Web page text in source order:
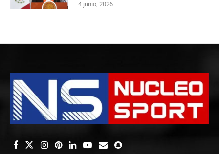
4 junio, 2026